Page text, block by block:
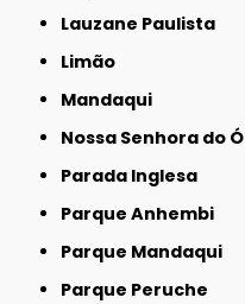
Lauzane Paulista
Limão
Mandaqui
Nossa Senhora do Ó
Parada Inglesa
Parque Anhembi
Parque Mandaqui
Parque Peruche